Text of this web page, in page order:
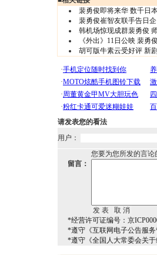
裴勇俊即将来华 数千日
裴勇俊崔智友联手告日
韩机场惊现成群裴勇俊
《外出》11日公映 裴勇
胡可版牛素云受好评 新
请发表您的看法
用户：
您要为您所发的言
留言：
*经营许可证编号：京
*遵守《互联网电子公告服务
*遵守《全国人大常委会关于